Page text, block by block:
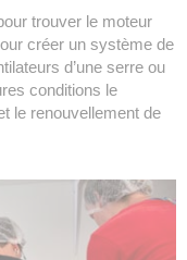
trouver le moteur
créer un système de
d’une serre ou
conditions le
le renouvellement de